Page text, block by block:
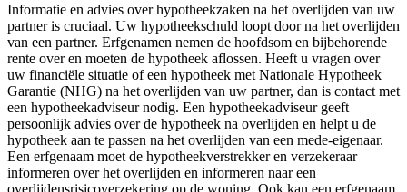
Informatie en advies over hypotheekzaken na het overlijden van uw
partner is cruciaal. Uw hypotheekschuld loopt door na het overlijden
van een partner. Erfgenamen nemen de hoofdsom en bijbehorende
rente over en moeten de hypotheek aflossen. Heeft u vragen over
uw financiële situatie of een hypotheek met Nationale Hypotheek
Garantie (NHG) na het overlijden van uw partner, dan is contact met
een hypotheekadviseur nodig. Een hypotheekadviseur geeft
persoonlijk advies over de hypotheek na overlijden en helpt u de
hypotheek aan te passen na het overlijden van een mede-eigenaar.
Een erfgenaam moet de hypotheekverstrekker en verzekeraar
informeren over het overlijden en informeren naar een
overlijdensrisicoverzekering op de woning. Ook kan een erfgenaam